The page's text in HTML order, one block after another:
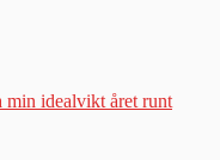
min idealvikt året runt